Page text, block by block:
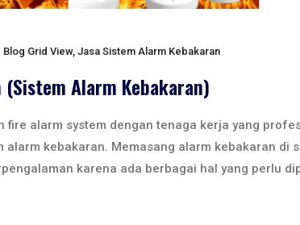
Blog Grid View, Jasa Sistem Alarm Kebakaran
Alarm Kebakaran)
fire alarm system dengan tenaga kerja yang
alarm kebakaran. Memasang alarm kebakaran
karena ada berbagai hal yang perlu